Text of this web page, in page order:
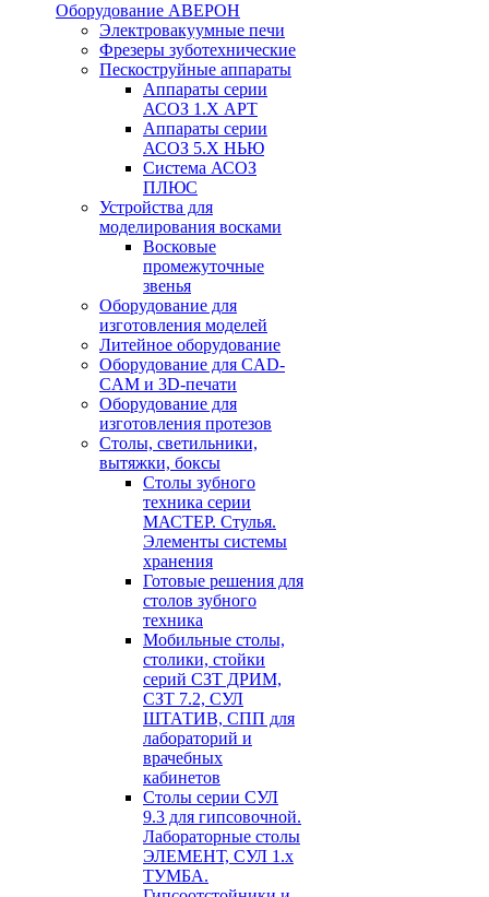
Оборудование АВЕРОН
Электровакуумные печи
Фрезеры зуботехнические
Пескоструйные аппараты
Аппараты серии
АСОЗ 1.Х АРТ
Аппараты серии
АСОЗ 5.Х НЬЮ
Система АСОЗ
ПЛЮС
Устройства для
моделирования восками
Восковые
промежуточные
звенья
Оборудование для
изготовления моделей
Литейное оборудование
Оборудование для CAD-
CAM и 3D-печати
Оборудование для
изготовления протезов
Cтолы, светильники,
вытяжки, боксы
Столы зубного
техника серии
МАСТЕР. Стулья.
Элементы системы
хранения
Готовые решения для
столов зубного
техника
Мобильные столы,
столики, стойки
серий СЗТ ДРИМ,
СЗТ 7.2, СУЛ
ШТАТИВ, СПП для
лабораторий и
врачебных
кабинетов
Столы серии СУЛ
9.3 для гипсовочной.
Лабораторные столы
ЭЛЕМЕНТ, СУЛ 1.х
ТУМБА.